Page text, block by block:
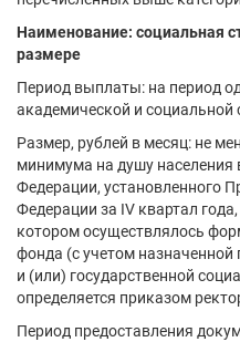
Наименование: социальная
размере
Период выплаты: на период
академической и социальной
Размер, рублей в месяц: не
минимума на душу населения
Федерации, установленного
Федерации за IV квартал
котором осуществлялось
фонда (с учетом назначенной
и (или) государственной
определяется приказом
Период предоставления